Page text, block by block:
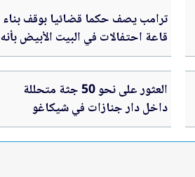
ترامب يصف حكما قضائيا بوقف بناء
قاعة احتفالات في البيت الأبيض بأنه
'عار وطني'
العثور على نحو 50 جثة متحللة
داخل دار جنازات في شيكاغو